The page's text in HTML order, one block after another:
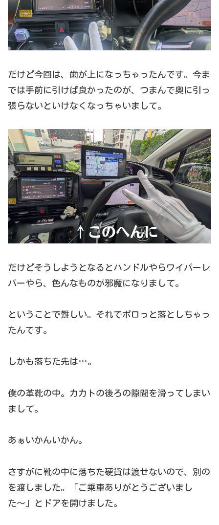
だけど今回は、歯が上になっちゃったんです。今ま
では手前に引けば良かったのが、つまんで奥に引っ
張らないといけなくなっちゃいまして。
だけどそうしようとなるとハンドルやらワイパーレ
バーやら、色んなものが邪魔になりまして。
ということで難しい。それでポロっと落としちゃっ
たんです。
しかも落ちた先は…。
僕の革靴の中。カカトの後ろの隙間を滑ってしまい
まして。
あぁいかんいかん。
さすがに靴の中に落ちた硬貨は渡せないので、別の
を渡しました。「ご乗車ありがとうございまし
た〜」とドアを開けました。